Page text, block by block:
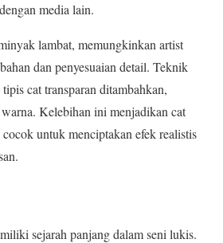
media lain.
lambat, memungkinkan artist
dan penyesuaian detail. Teknik
cat transparan ditambahkan,
Kelebihan ini menjadikan cat
untuk menciptakan efek realistis
sejarah panjang dalam seni lukis.